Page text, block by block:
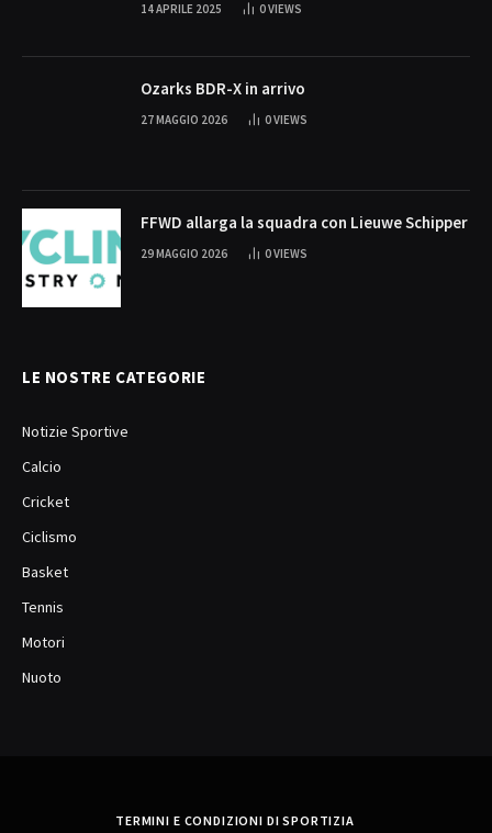
14 APRILE 2025 0VIEWS
Ozarks BDR-X in arrivo
27 MAGGIO 2026 0VIEWS
FFWD allarga la squadra con Lieuwe Schipper
29 MAGGIO 2026 0VIEWS
LE NOSTRE CATEGORIE
Notizie Sportive
Calcio
Cricket
Ciclismo
Basket
Tennis
Motori
Nuoto
TERMINI E CONDIZIONI DI SPORTIZIA